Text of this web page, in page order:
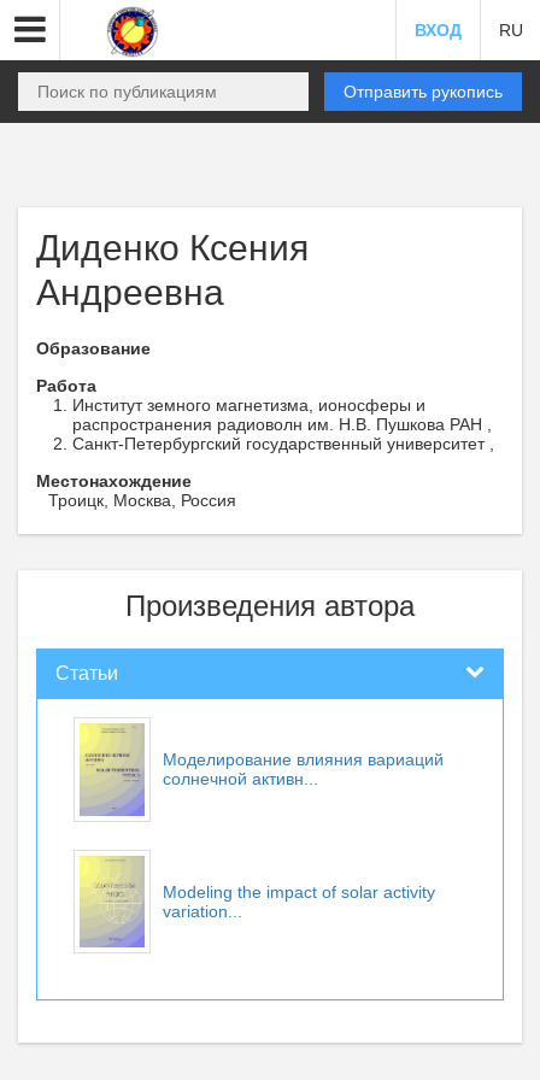
ВХОД RU
Отправить рукопись
Диденко Ксения
Андреевна
Образование
Работа
Институт земного магнетизма, ионосферы и
распространения радиоволн им. Н.В. Пушкова РАН ,
Санкт-Петербургский государственный университет ,
Местонахождение
Троицк, Москва, Россия
Произведения автора
Статьи
Моделирование влияния вариаций
солнечной активн...
Modeling the impact of solar activity
variation...